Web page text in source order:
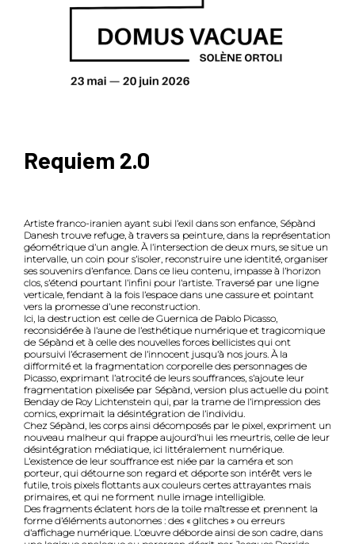
Requiem 2.0
Artiste franco-iranien ayant subi l’exil dans son enfance, Sépànd
Danesh trouve refuge, à travers sa peinture, dans la représentation
géométrique d’un angle. À l’intersection de deux murs, se situe un
intervalle, un coin pour s’isoler, reconstruire une identité, organiser
ses souvenirs d’enfance. Dans ce lieu contenu, impasse à l’horizon
clos, s’étend pourtant l’infini pour l’artiste. Traversé par une ligne
verticale, fendant à la fois l’espace dans une cassure et pointant
vers la promesse d’une reconstruction.
Ici, la destruction est celle de Guernica de Pablo Picasso,
reconsidérée à l’aune de l’esthétique numérique et tragicomique
de Sépànd et à celle des nouvelles forces bellicistes qui ont
poursuivi l’écrasement de l’innocent jusqu’à nos jours. À la
difformité et la fragmentation corporelle des personnages de
Picasso, exprimant l’atrocité de leurs souffrances, s’ajoute leur
fragmentation pixelisée par Sépànd, version plus actuelle du point
Benday de Roy Lichtenstein qui, par la trame de l’impression des
comics, exprimait la désintégration de l’individu.
Chez Sépànd, les corps ainsi décomposés par le pixel, expriment un
nouveau malheur qui frappe aujourd’hui les meurtris, celle de leur
désintégration médiatique, ici littéralement numérique.
L’existence de leur souffrance est niée par la caméra et son
porteur, qui détourne son regard et déporte son intérêt vers le
futile, trois pixels flottants aux couleurs certes attrayantes mais
primaires, et qui ne forment nulle image intelligible.
Des fragments éclatent hors de la toile maîtresse et prennent la
forme d’éléments autonomes : des « glitches » ou erreurs
d’affichage numérique. L’œuvre déborde ainsi de son cadre, dans